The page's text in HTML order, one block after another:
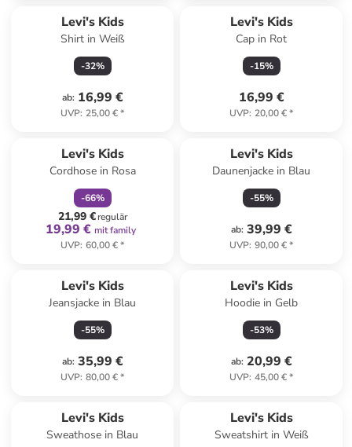
Levi's Kids
Shirt in Weiß
-32%
ab: 16,99 €
UVP: 25,00 €*
Levi's Kids
Cap in Rot
-15%
16,99 €
UVP: 20,00 €*
Levi's Kids
Cordhose in Rosa
-66%
21,99 €regulär
19,99 € mit family
UVP: 60,00 €*
Levi's Kids
Daunenjacke in Blau
-55%
ab: 39,99 €
UVP: 90,00 €*
Levi's Kids
Jeansjacke in Blau
-55%
ab: 35,99 €
UVP: 80,00 €*
Levi's Kids
Hoodie in Gelb
-53%
ab: 20,99 €
UVP: 45,00 €*
Levi's Kids
Sweathose in Blau
Levi's Kids
Sweatshirt in Weiß